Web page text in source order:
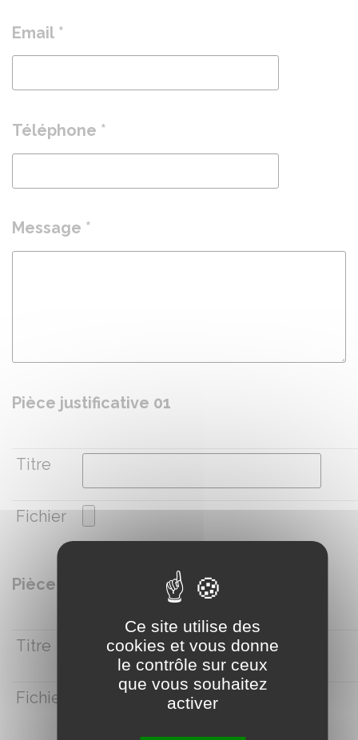
Email *
Téléphone *
Message *
Pièce justificative 01
Titre
Fichier
Pièce justificative 02
Titre
Fichier
Ce site utilise des
cookies et vous donne
le contrôle sur ceux
que vous souhaitez
activer